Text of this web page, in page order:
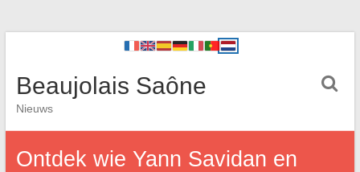
Beaujolais Saône
Nieuws
Ontdek wie Yann Savidan en